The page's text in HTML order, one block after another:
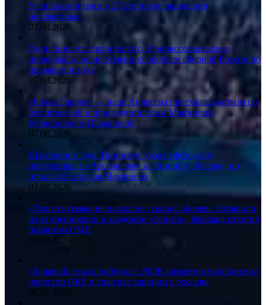
Уганды скончался в 27 лет после нападения
неизвестных
07.08.2026
Один за всех: второе золото Тернового на вышке
порадовало, но не отменило проблем сборной России по
прыжкам в воду
07.08.2026
«Ролан Гаррос» — наш: Андреева проехалась катком по
Хвалиньской и присоединилась к Мыскиной,
Кузнецовой и Шараповой
07.08.2026
Шантажист года: Винисиус удалял фото, вёл
переговоры с «Арсеналом» за спиной у «Реала», но
остался благодаря Моуринью
07.08.2026
«Трогать семью не позволю»: сына Соболева затравили
из-за тренировки в академии «Зенита», форвард ответил
бойкотом СМИ
07.08.2026
«Здравый смысл победил»: МОК временно восстановил
членство ОКР и снял все санкции с россиян
08.07.2026